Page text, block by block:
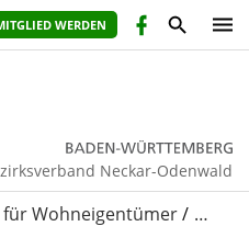
WERDEN
Neckar-Odenwald
Wohneigentümer …